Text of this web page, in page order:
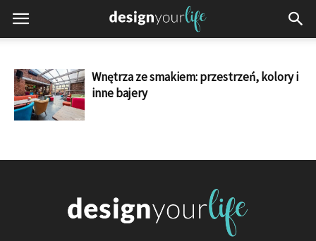
Wnętrza ze smakiem: przestrzeń, kolory i
inne bajery